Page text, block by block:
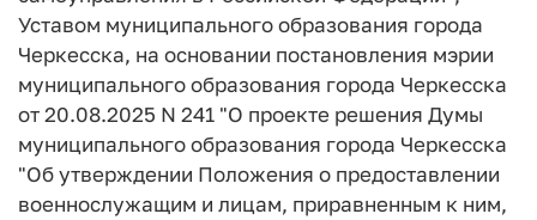
Уставом муниципального образования города
Черкесска, на основании постановления мэрии
муниципального образования города Черкесска
от 20.08.2025 N 241 "О проекте решения Думы
муниципального образования города Черкесска
"Об утверждении Положения о предоставлении
военнослужащим и лицам, приравненным к ним,